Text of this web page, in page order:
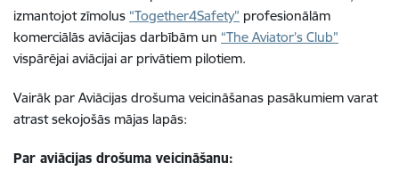
izmantojot zīmolus “Together4Safety” profesionālām
komerciālās aviācijas darbībām un “The Aviator’s Club”
vispārējai aviācijai ar privātiem pilotiem.
Vairāk par Aviācijas drošuma veicināšanas pasākumiem varat
atrast sekojošās mājas lapās:
Par aviācijas drošuma veicināšanu: